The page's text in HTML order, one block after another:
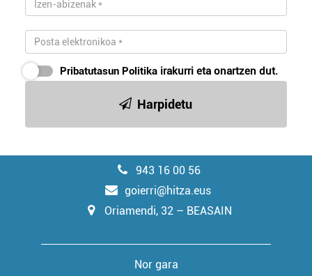
Pribatutasun Politika irakurri eta onartzen dut.
Harpidetu
943 16 00 56
goierri@hitza.eus
Oriamendi, 32 – BEASAIN
Nor gara